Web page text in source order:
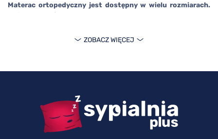
Materac ortopedyczny jest dostępny w wielu rozmiarach.
Możesz wybrać: 80x200, 90x200, 100x200, 120x200, 140x200,
dlatego masz pewność, że jest odpowiedni dla alergików.
dowiedz się o nim więcej
SleepMed Premium został zabezpieczony przy pomocy
pokrowca Merced, który zapewnia właściwą cyrkulację
powietrza. Bez trudu zadbasz o jego czystość. Pokrowiec został
bowiem wyposażony w zamek rozdzielczy, który pozwoli Ci
ZOBACZ WIĘCEJ